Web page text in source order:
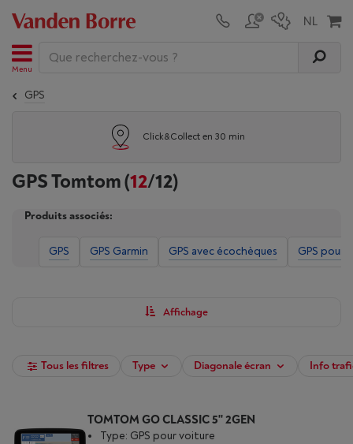
Menu
GPS
Click&Collect en 30 min
GPS Tomtom(12/12)
Produits associés:
GPS GPS Garmin GPS avec écochèques GPS pour
Affichage
Tous les filtres Type Diagonale écran Info
TOMTOM GO CLASSIC 5'' 2GEN
Type: GPS pour voiture